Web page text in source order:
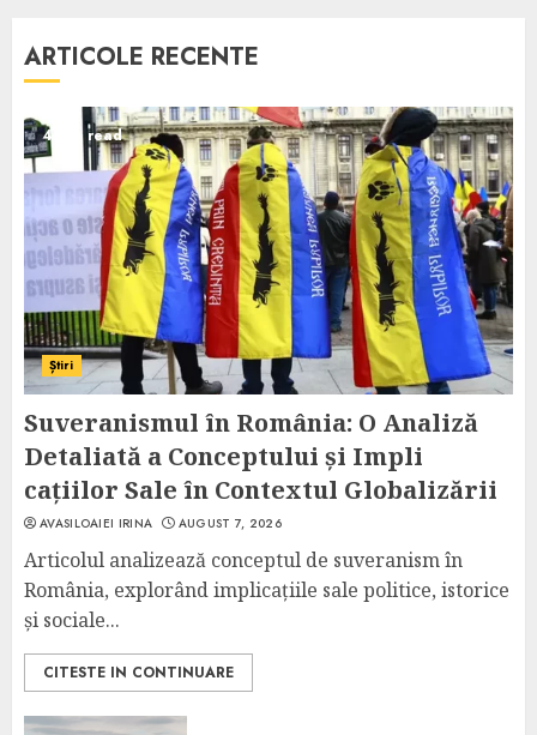
ARTICOLE RECENTE
4 min read
Știri
Suveranismul în România: O Analiză
Detaliată a Conceptului și Impli
cațiilor Sale în Contextul Globalizării
AVASILOAIEI IRINA AUGUST 7, 2026
Articolul analizează conceptul de suveranism în
România, explorând implicațiile sale politice, istorice
și sociale...
CITESTE IN CONTINUARE